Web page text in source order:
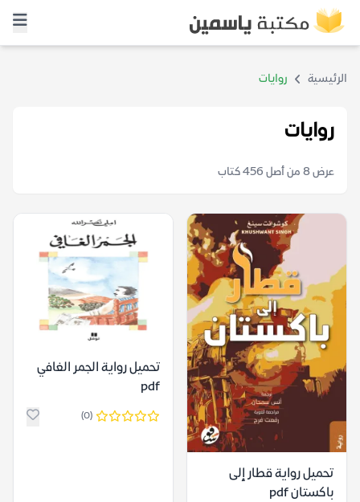
الرئيسية روايات
روايات
عرض 8 من أصل 456 كتاب
تحميل رواية قطار إلى
باكستان pdf
تحميل رواية الجمر الغافي
pdf
(0)